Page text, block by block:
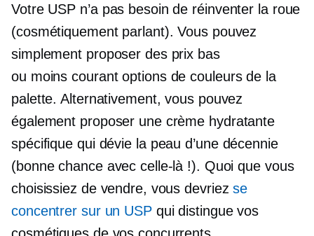
Votre USP n’a pas besoin de réinventer la roue
(cosmétiquement parlant). Vous pouvez
simplement proposer des prix bas
ou moins courantoptions de couleurs de la
palette. Alternativement, vous pouvez
également proposer une crème hydratante
spécifique qui dévie la peau d’une décennie
(bonne chance avec celle-là !). Quoi que vous
choisissiez de vendre, vous devriezse
concentrer sur un USPqui distingue vos